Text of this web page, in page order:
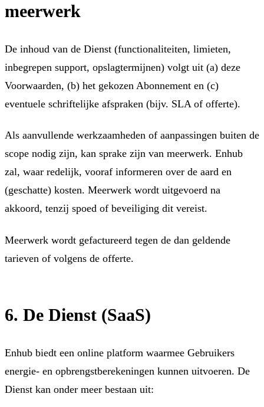
meerwerk
De inhoud van de Dienst (functionaliteiten, limieten,
inbegrepen support, opslagtermijnen) volgt uit (a) deze
Voorwaarden, (b) het gekozen Abonnement en (c)
eventuele schriftelijke afspraken (bijv. SLA of offerte).
Als aanvullende werkzaamheden of aanpassingen buiten de
scope nodig zijn, kan sprake zijn van meerwerk. Enhub
zal, waar redelijk, vooraf informeren over de aard en
(geschatte) kosten. Meerwerk wordt uitgevoerd na
akkoord, tenzij spoed of beveiliging dit vereist.
Meerwerk wordt gefactureerd tegen de dan geldende
tarieven of volgens de offerte.
6. De Dienst (SaaS)
Enhub biedt een online platform waarmee Gebruikers
energie- en opbrengstberekeningen kunnen uitvoeren. De
Dienst kan onder meer bestaan uit: